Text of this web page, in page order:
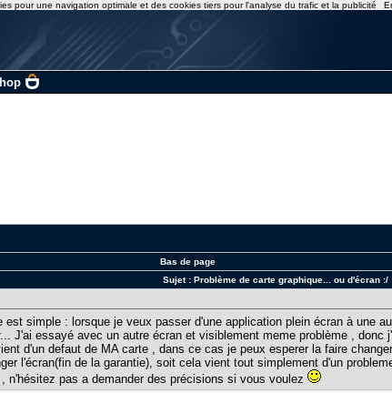
Bas de page
Sujet : Problème de carte graphique... ou d'écran :/
est simple : lorsque je veux passer d'une application plein écran à une
J'ai essayé avec un autre écran et visiblement meme problème , donc
d'un defaut de MA carte , dans ce cas je peux esperer la faire
l'écran(fin de la garantie), soit cela vient tout simplement d'un
n'hésitez pas a demander des précisions si vous voulez
pour une navigation optimale et des cookies tiers pour l'analyse du trafic et la publicité